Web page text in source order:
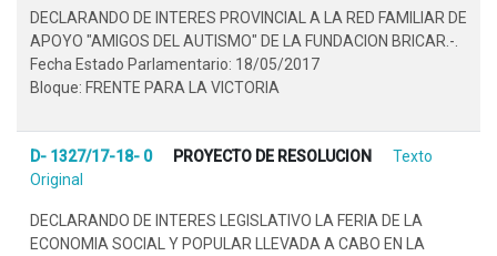
DECLARANDO DE INTERES PROVINCIAL A LA RED FAMILIAR DE
APOYO "AMIGOS DEL AUTISMO" DE LA FUNDACION BRICAR.-.
Fecha Estado Parlamentario: 18/05/2017
Bloque: FRENTE PARA LA VICTORIA
D- 1327/17-18- 0 PROYECTO DE RESOLUCION
Texto
Original
DECLARANDO DE INTERES LEGISLATIVO LA FERIA DE LA
ECONOMIA SOCIAL Y POPULAR LLEVADA A CABO EN LA